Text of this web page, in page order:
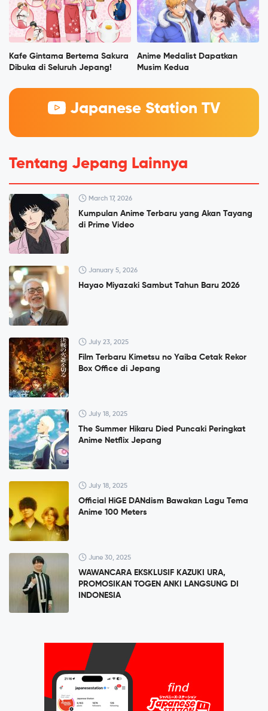
Kafe Gintama Bertema Sakura
Dibuka di Seluruh Jepang!
Anime Medalist Dapatkan
Musim Kedua
Japanese Station TV
Tentang Jepang Lainnya
March 17, 2026
Kumpulan Anime Terbaru yang Akan Tayang
di Prime Video
January 5, 2026
Hayao Miyazaki Sambut Tahun Baru 2026
July 23, 2025
Film Terbaru Kimetsu no Yaiba Cetak Rekor
Box Office di Jepang
July 18, 2025
The Summer Hikaru Died Puncaki Peringkat
Anime Netflix Jepang
July 18, 2025
Official HiGE DANdism Bawakan Lagu Tema
Anime 100 Meters
June 30, 2025
WAWANCARA EKSKLUSIF KAZUKI URA,
PROMOSIKAN TOGEN ANKI LANGSUNG DI
INDONESIA